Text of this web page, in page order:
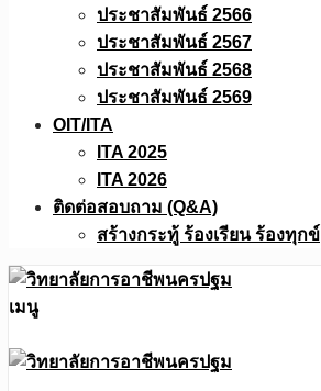
ประชาสัมพันธ์ 2566
ประชาสัมพันธ์ 2567
ประชาสัมพันธ์ 2568
ประชาสัมพันธ์ 2569
OIT/ITA
ITA 2025
ITA 2026
ติดต่อสอบถาม (Q&A)
สร้างกระทู้ ร้องเรียน ร้องทุกข์
เมนู